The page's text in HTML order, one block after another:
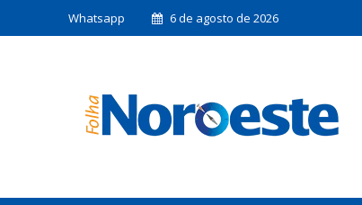
Whatsapp 6 de agosto de 2026